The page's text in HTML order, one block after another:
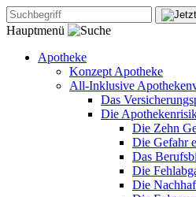
Hauptmenü
Apotheke
Konzept Apotheke
All-Inklusive
Das
Die
Die Zehn
Die Gefahr
Das
Die
Die